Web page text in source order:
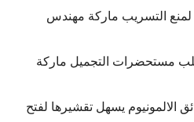
التسريب ماركة مهندس
مستحضرات التجميل ماركة
يسهل تقشيرها لفتح